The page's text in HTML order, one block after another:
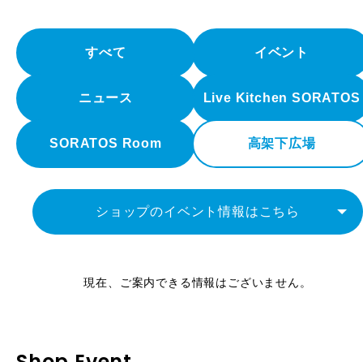
すべて イベント
ニュース Live Kitchen SORATOS
SORATOS Room 高架下広場
ショップのイベント情報はこちら
現在、ご案内できる情報はございません。